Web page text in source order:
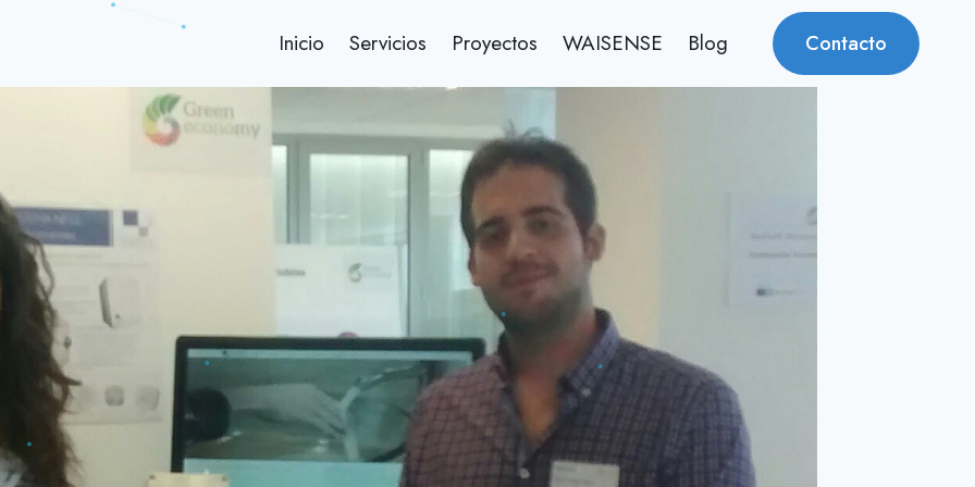
Inicio Servicios Proyectos WAISENSE Blog Contacto